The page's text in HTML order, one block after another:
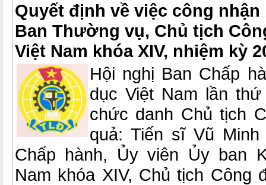
Quyết định về việc công
Ban Thường vụ, Chủ tịch
Việt Nam khóa XIV, nhiệm kỳ
Hội nghị Ban Chấp
dục Việt Nam lần
chức danh Chủ tịch
quả: Tiến sĩ Vũ
Chấp hành, Ủy viên Ủy ban
Nam khóa XIV, Chủ tịch Công